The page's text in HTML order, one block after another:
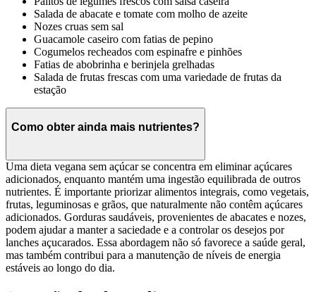
Salada de abacate e tomate com molho de azeite
Nozes cruas sem sal
Guacamole caseiro com fatias de pepino
Cogumelos recheados com espinafre e pinhões
Fatias de abobrinha e berinjela grelhadas
Salada de frutas frescas com uma variedade de frutas da
estação
Como obter ainda mais nutrientes?
Uma dieta vegana sem açúcar se concentra em eliminar açúcares
adicionados, enquanto mantém uma ingestão equilibrada de outros
nutrientes. É importante priorizar alimentos integrais, como vegetais,
frutas, leguminosas e grãos, que naturalmente não contêm açúcares
adicionados. Gorduras saudáveis, provenientes de abacates e nozes,
podem ajudar a manter a saciedade e a controlar os desejos por
lanches açucarados. Essa abordagem não só favorece a saúde geral,
mas também contribui para a manutenção de níveis de energia
estáveis ao longo do dia.